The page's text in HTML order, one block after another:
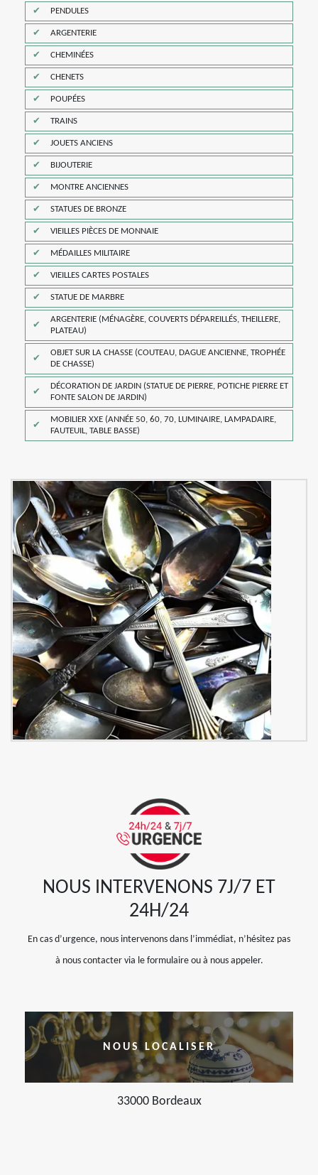
PENDULES
ARGENTERIE
CHEMINÉES
CHENETS
POUPÉES
TRAINS
JOUETS ANCIENS
BIJOUTERIE
MONTRE ANCIENNES
STATUES DE BRONZE
VIEILLES PIÈCES DE MONNAIE
MÉDAILLES MILITAIRE
VIEILLES CARTES POSTALES
STATUE DE MARBRE
ARGENTERIE (MÉNAGÈRE, COUVERTS DÉPAREILLÉS, THEILLERE,
PLATEAU)
OBJET SUR LA CHASSE (COUTEAU, DAGUE ANCIENNE, TROPHÉE
DE CHASSE)
DÉCORATION DE JARDIN (STATUE DE PIERRE, POTICHE PIERRE ET
FONTE SALON DE JARDIN)
MOBILIER XXE (ANNÉE 50, 60, 70, LUMINAIRE, LAMPADAIRE,
FAUTEUIL, TABLE BASSE)
NOUS INTERVENONS 7J/7 ET
24H/24
En cas d’urgence, nous intervenons dans l’immédiat, n’hésitez pas
à nous contacter via le formulaire ou à nous appeler.
NOUS LOCALISER
33000 Bordeaux